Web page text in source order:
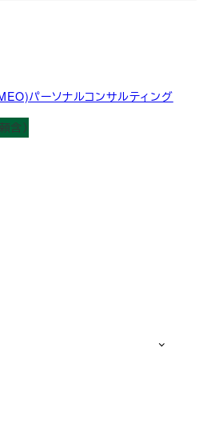
パーソナルコンサルティング
含）